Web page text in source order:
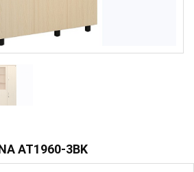
AT1960-3BK